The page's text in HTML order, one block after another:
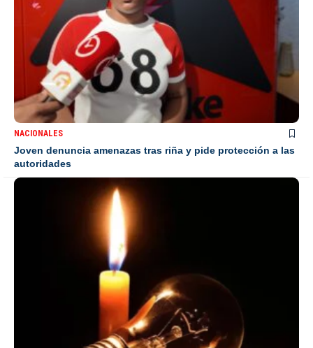
NACIONALES
Joven denuncia amenazas tras riña y pide protección a las
autoridades